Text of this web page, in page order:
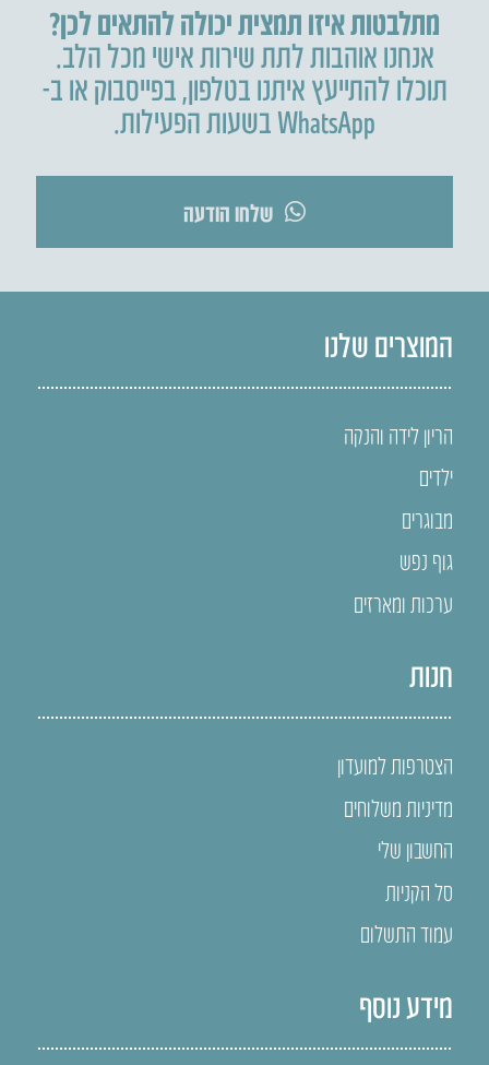
מתלבטות איזו תמצית יכולה להתאים לכן?
אנחנו אוהבות לתת שירות אישי מכל הלב.
תוכלו להתייעץ איתנו בטלפון,בפייסבוק או ב-
WhatsApp בשעות הפעילות.
שלחו הודעה
המוצרים שלנו
הריון לידה והנקה
ילדים
מבוגרים
גוף נפש
ערכות ומארזים
חנות
הצטרפות למועדון
מדיניות משלוחים
החשבון שלי
סל הקניות
עמוד התשלום
מידע נוסף